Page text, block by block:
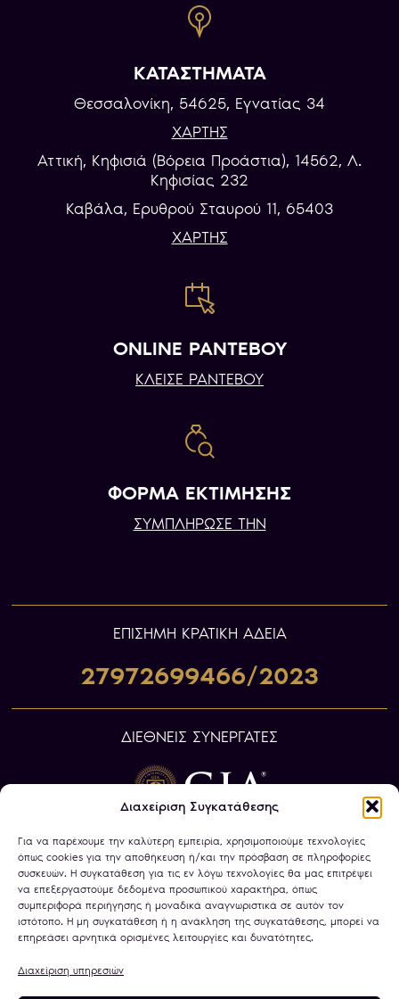
Διαχείριση Συγκατάθεσης
Για να παρέχουμε την καλύτερη εμπειρία, χρησιμοποιούμε τεχνολογίες
όπως cookies για την αποθήκευση ή/και την πρόσβαση σε πληροφορίες
συσκευών. Η συγκατάθεση για τις εν λόγω τεχνολογίες θα μας επιτρέψει
να επεξεργαστούμε δεδομένα προσωπικού χαρακτήρα, όπως
συμπεριφορά περιήγησης ή μοναδικά αναγνωριστικά σε αυτόν τον
ιστότοπο. Η μη συγκατάθεση ή η ανάκληση της συγκατάθεσης, μπορεί να
επηρεάσει αρνητικά ορισμένες λειτουργίες και δυνατότητες.
Διαχείριση υπηρεσιών
ΚΑΤΑΣΤΗΜΑΤΑ
Θεσσαλονίκη, 54625, Εγνατίας 34
ΧΑΡΤΗΣ
Αττική, Κηφισιά (Βόρεια Προάστια), 14562, Λ.
Κηφισίας 232
Καβάλα, Eρυθρού Σταυρού 11, 65403
ΧΑΡΤΗΣ
ONLINE ΡΑΝΤΕΒΟΥ
ΚΛΕΙΣΕ ΡΑΝΤΕΒΟΥ
ΦΟΡΜΑ ΕΚΤΙΜΗΣΗΣ
ΣΥΜΠΛΗΡΩΣΕ ΤΗΝ
ΕΠIΣΗΜΗ ΚΡΑΤΙΚΗ ΑΔΕΙΑ
27972699466/2023
ΔΙΕΘΝΕΙΣ ΣΥΝΕΡΓΑΤΕΣ